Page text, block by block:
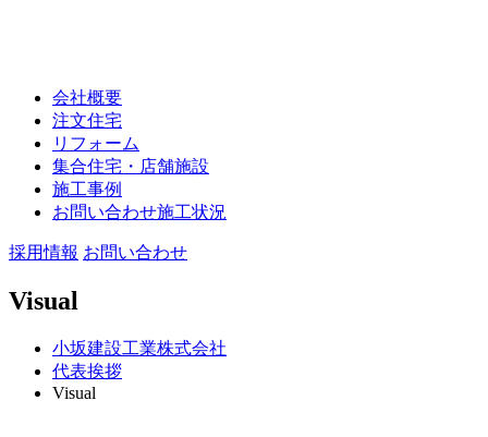
会社概要
注文住宅
リフォーム
集合住宅・店舗施設
施工事例
お問い合わせ施工状況
採用情報 お問い合わせ
Visual
小坂建設工業株式会社
代表挨拶
Visual